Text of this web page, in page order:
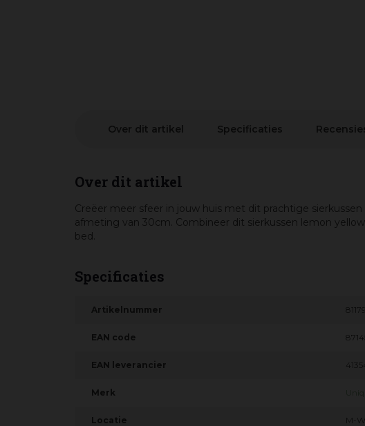
Over dit artikel Specificaties
Over dit artikel
Creëer meer sfeer in jouw huis met dit prachtige
afmeting van 30cm. Combineer dit sierkussen lemon
bed.
Specificaties
Artikelnummer
EAN code
EAN leverancier
Merk
Locatie M-